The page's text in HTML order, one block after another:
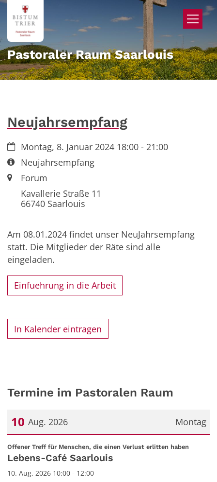
Zum Inhalt springen
Pastoraler Raum Saarlouis
Neujahrsempfang
Datum:Montag, 8. Januar 2024 18:00 - 21:00
Art bzw. Nummer:
Neujahrsempfang
Ort:Forum
Kavallerie Straße 11
66740 Saarlouis
Am 08.01.2024 findet unser NeuJahrsempfang
statt. Die Mitglieder der Räte sind alle
eingeladen.
Einfuehrung in die Arbeit
In Kalender eintragen
Termine im Pastoralen Raum
Montag
10 Aug. 2026
Datum: 10. August 2026
Offener Treff für Menschen, die einen Verlust erlitten haben
Lebens-Café Saarlouis
10. Aug. 2026 10:00 - 12:00